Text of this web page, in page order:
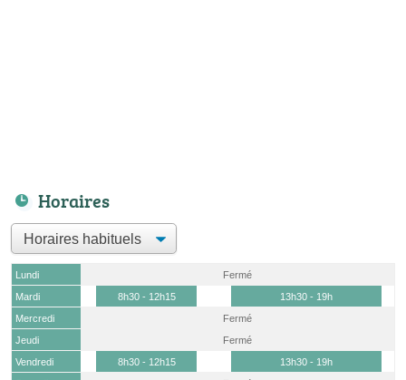
Horaires
Lundi
Fermé
Mardi
8h30 - 12h15
13h30 - 19h
Mercredi
Fermé
Jeudi
Fermé
Vendredi
8h30 - 12h15
13h30 - 19h